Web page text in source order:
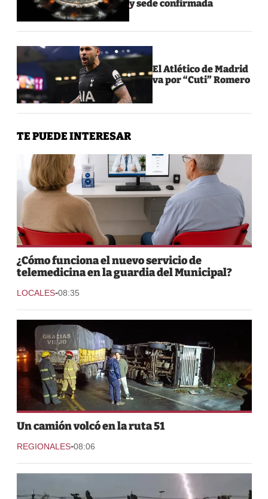
y sede confirmada
El Atlético de Madrid
va por “Cuti” Romero
TE PUEDE INTERESAR
¿Cómo funciona el nuevo servicio de
telemedicina en la guardia del Municipal?
LOCALES-08:35
Un camión volcó en la ruta 51
REGIONALES-08:06